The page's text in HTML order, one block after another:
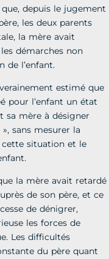
depuis le jugement
les deux parents
la mère avait
démarches non
de l’enfant.
estimé que
pour l’enfant un état
sa mère à désigner
sans mesurer la
cette situation et le
la mère avait retardé
de son père, et ce
de dénigrer,
les forces de
Les difficultés
du père quant